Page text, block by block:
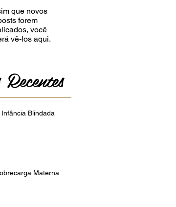
que novos
forem
você
vê-los aqui.
Infância Blindada
Materna